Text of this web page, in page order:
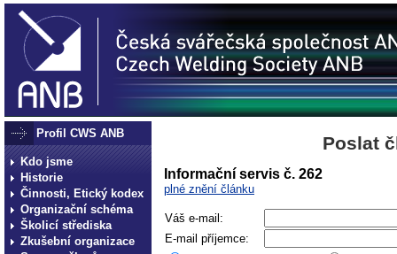
Profil CWS ANB
Kdo jsme
Historie
Činnosti, Etický kodex
Organizační schéma
Školicí střediska
Zkušební organizace
Poslat
Informační servis č. 262
plné znění článku
Váš e-mail:
E-mail příjemce: